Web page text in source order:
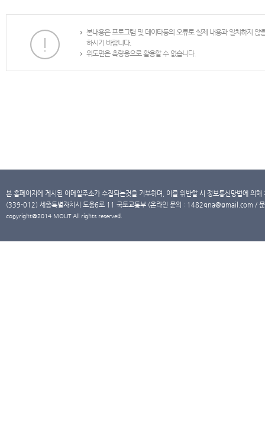
본내용은 프로그램 및 데이타등의 오류로 실제 내용과 일치하지
하시기 바랍니다.
위도면은 측량용으로 활용할 수 없습니다.
본 홈페이지에 게시된 이메일주소가 수집되는것을 거부하며, 이를 위반할 시 정보통신망법에 의
(339-012) 세종특별자치시 도움6로 11 국토교통부 (온라인 문의 : 1482qna@gmail.com /
copyright@2014 MOLIT All rights reserved.